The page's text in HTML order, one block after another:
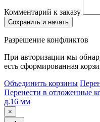
Комментарий к заказу
Сохранить и начать
Разрешение конфликтов
При авторизации мы
есть сформированная
Объединить корзины
Перенести в отложенные
д.16 мм
×